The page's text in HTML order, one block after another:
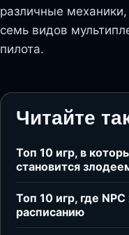
различные
семь видов
пилота.
Читайте
Топ 10 игр, в
становится
Топ 10 игр, где
расписанию